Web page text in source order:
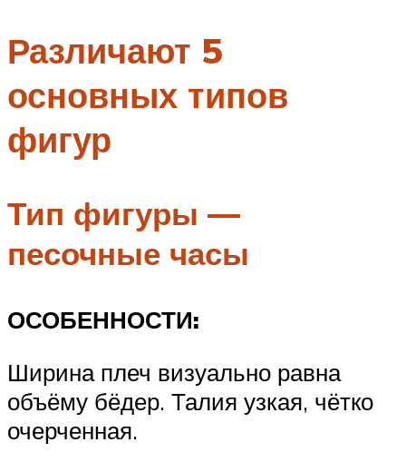
Различают 5
основных типов
фигур
Тип фигуры —
песочные часы
ОСОБЕННОСТИ:
Ширина плеч визуально равна
объёму бёдер. Талия узкая, чётко
очерченная.